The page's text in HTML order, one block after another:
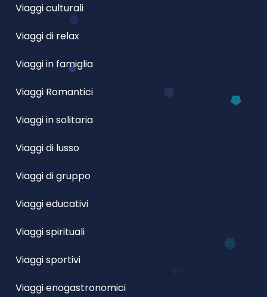
Viaggi culturali
Viaggi di relax
Viaggi in famiglia
Viaggi Romantici
Viaggi in solitaria
Viaggi di lusso
Viaggi di gruppo
Viaggi educativi
Viaggi spirituali
Viaggi sportivi
Viaggi enogastronomici